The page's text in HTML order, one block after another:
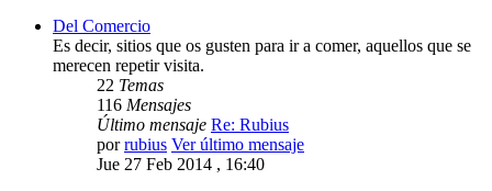
Del Comercio
Es decir, sitios que os gusten para ir a comer, aquellos que se
merecen repetir visita.
22 Temas
116 Mensajes
Último mensaje Re: Rubius
porrubius Ver último mensaje
Jue 27 Feb 2014 , 16:40